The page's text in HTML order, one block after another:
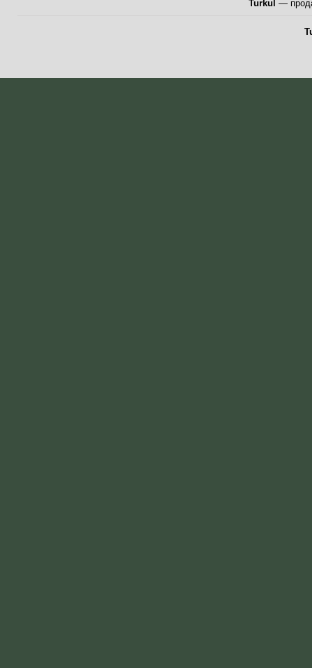
Turkul —